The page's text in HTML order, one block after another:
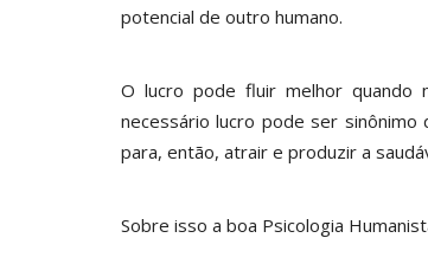
potencial de outro humano.
O lucro pode fluir melhor quando
necessário lucro pode ser sinônimo
para, então, atrair e produzir a
Sobre isso a boa Psicologia